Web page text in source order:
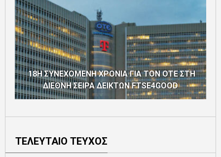
18Η ΣΥΝΕΧΟΜΕΝΗ ΧΡΟΝΙΑ ΓΙΑ ΤΟΝ ΟΤΕ ΣΤΗ
ΔΙΕΘΝΗ ΣΕΙΡΑ ΔΕΙΚΤΩΝ FTSE4GOOD
ΤΕΛΕΥΤΑΙΟ ΤΕΥΧΟΣ